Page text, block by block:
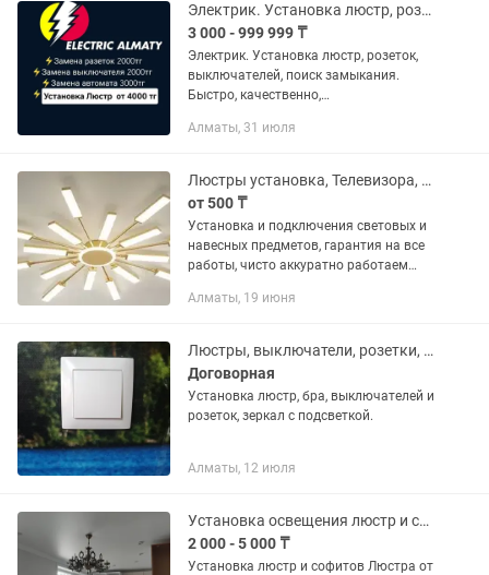
Электрик. Установка люстр, розеток. Поиск замыканий
3 000 - 999 999 ₸
Электрик. Установка люстр, розеток,
выключателей, поиск замыкания.
Быстро, качественно,
для вас время. Выполняю как мелкий
Алматы, 31 июля
Люстры установка, Телевизора, Светильников, Зеркала с подсветкой, Раковин,
от 500 ₸
Установка и подключения световых и
навесных предметов, гарантия на все
работы, чисто аккуратно работаем
Алматы, 19 июня
Люстры, выключатели, розетки, зеркала с подсветкой, установка.
Договорная
Установка люстр, бра, выключателей и
розеток, зеркал с подсветкой.
Алматы, 12 июля
Установка освещения люстр и софитов , треков
2 000 - 5 000 ₸
Установка люстр и софитов Люстра от